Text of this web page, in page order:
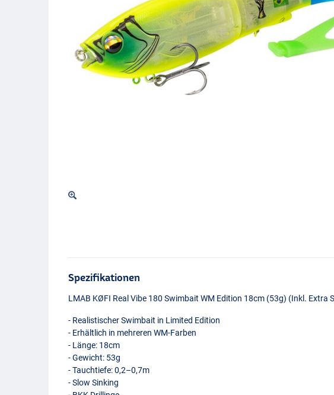
Spezifikationen
LMAB KØFI Real Vibe 180 Swimbait WM Edition 18cm (53g) (Inkl. Extra
- Realistischer Swimbait in Limited Edition
- Erhältlich in mehreren WM-Farben
- Länge: 18cm
- Gewicht: 53g
- Tauchtiefe: 0,2–0,7m
- Slow Sinking